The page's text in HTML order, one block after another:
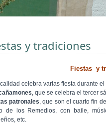
y tradiciones
Fiestas y
celebra varias fiesta durante
, que se celebra el tercer
patronales, que son el cuarto fin
de los Remedios, con baile,
etc.